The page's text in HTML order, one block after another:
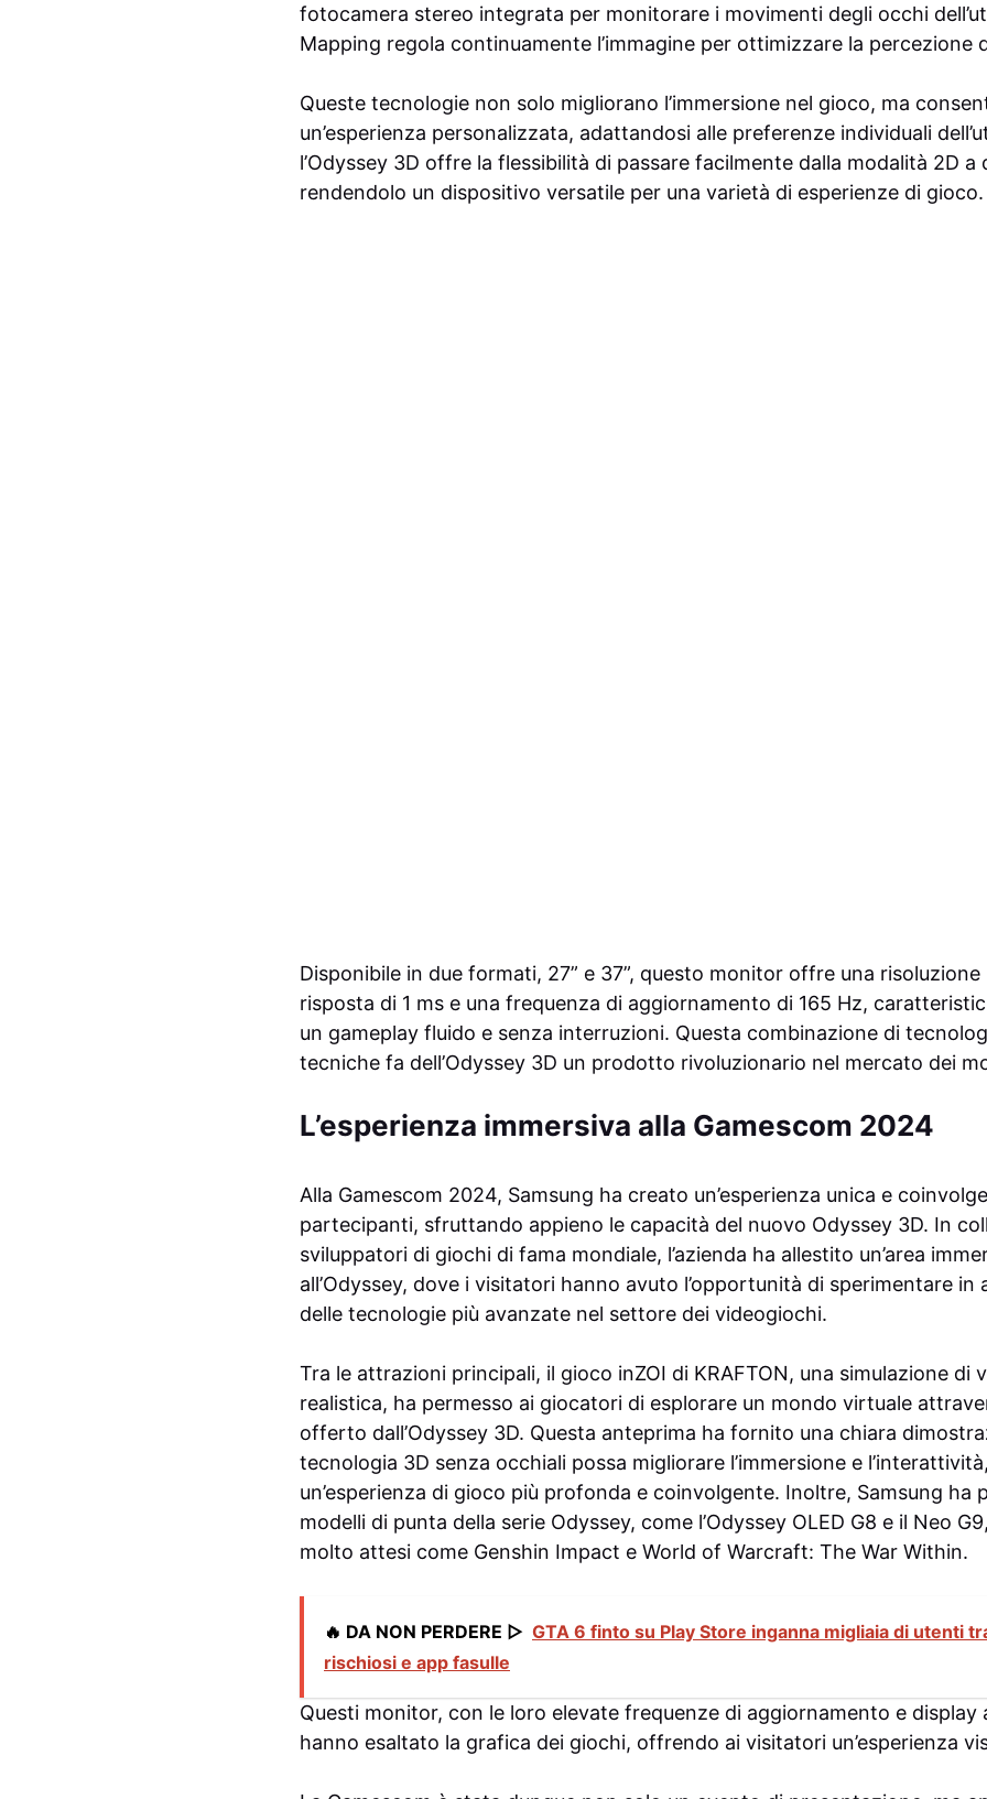
fotocamera stereo integrata per monitorare i movimenti degli occhi
Mapping regola continuamente l’immagine per ottimizzare la percezione
Queste tecnologie non solo migliorano l’immersione nel gioco, ma
un’esperienza personalizzata, adattandosi alle preferenze individuali
l’Odyssey 3D offre la flessibilità di passare facilmente dalla modalità 2D a
rendendolo un dispositivo versatile per una varietà di esperienze di gioco.
Disponibile in due formati, 27” e 37”, questo monitor offre una
risposta di 1 ms e una frequenza di aggiornamento di 165 Hz,
un gameplay fluido e senza interruzioni. Questa combinazione di
tecniche fa dell’Odyssey 3D un prodotto rivoluzionario nel mercato dei
L’esperienza immersiva alla Gamescom 2024
Alla Gamescom 2024, Samsung ha creato un’esperienza unica e
partecipanti, sfruttando appieno le capacità del nuovo Odyssey 3D. In
sviluppatori di giochi di fama mondiale, l’azienda ha allestito un’area
all’Odyssey, dove i visitatori hanno avuto l’opportunità di sperimentare in
delle tecnologie più avanzate nel settore dei videogiochi.
Tra le attrazioni principali, il gioco inZOI di KRAFTON, una simulazione di
realistica, ha permesso ai giocatori di esplorare un mondo virtuale
offerto dall’Odyssey 3D. Questa anteprima ha fornito una chiara
tecnologia 3D senza occhiali possa migliorare l’immersione e
un’esperienza di gioco più profonda e coinvolgente. Inoltre, Samsung ha
modelli di punta della serie Odyssey, come l’Odyssey OLED G8 e il Neo
molto attesi come Genshin Impact e World of Warcraft: The War Within.
🔥 DA NON PERDERE ▷ GTA 6 finto su Play Store inganna migliaia di utenti
rischiosi e app fasulle
Questi monitor, con le loro elevate frequenze di aggiornamento e display
hanno esaltato la grafica dei giochi, offrendo ai visitatori un’esperienza